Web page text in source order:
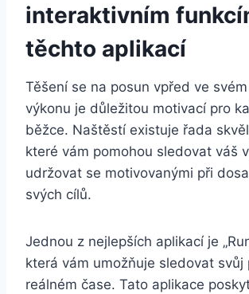
interaktivním
těchto aplikací
Těšení se na posun vpřed ve
výkonu je důležitou motivací pro
běžce. Naštěstí existuje řada
které vám pomohou sledovat váš
udržovat se motivovanými při
svých cílů.
Jednou z nejlepších aplikací je
která vám umožňuje sledovat svůj
reálném čase. Tato aplikace